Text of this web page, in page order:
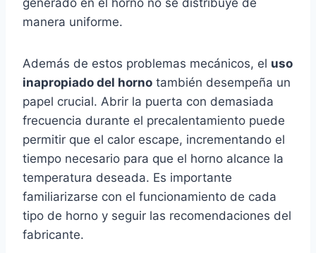
generado en el horno no se distribuye de
manera uniforme.
Además de estos problemas mecánicos, el uso
inapropiado del horno también desempeña un
papel crucial. Abrir la puerta con demasiada
frecuencia durante el precalentamiento puede
permitir que el calor escape, incrementando el
tiempo necesario para que el horno alcance la
temperatura deseada. Es importante
familiarizarse con el funcionamiento de cada
tipo de horno y seguir las recomendaciones del
fabricante.